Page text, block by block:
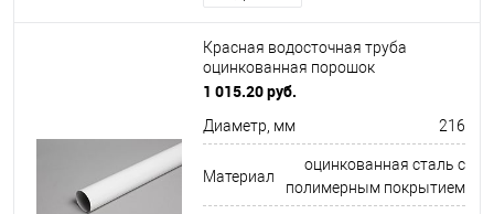
Красная водосточная труба
оцинкованная порошок
ф216х1250мм RAL 3009
1 015.20 руб.
Диаметр, мм 216
Материал
оцинкованная сталь с
полимерным покрытием